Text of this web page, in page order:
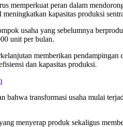
memperkuat peran dalam
kapasitas produksi
usaha yang sebelumnya
unit per bulan.
memberikan pendampingan
dan kapasitas produksi.
transformasi usaha mulai
menyerap produk sekaligus